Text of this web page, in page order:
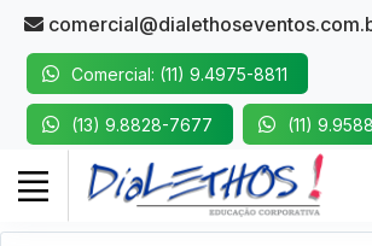
Comercial: (11) 9.4975-8811
(13) 9.8828-7677 (11)